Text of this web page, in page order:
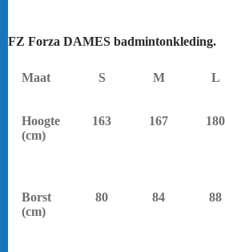
FZ Forza DAMES badmintonkleding.
Maat S M L
Hoogte
(cm)
163 167 180
Borst
(cm)
80 84 88